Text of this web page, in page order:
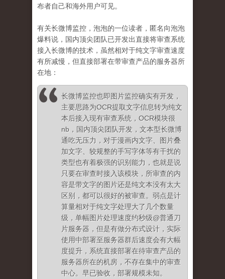
布者自己和海外用户可见。
有关长微博监控，泡泡的一位读者，匿名向泡泡
爆料说，国内顶尖团队已开发出直接将审查系统
接入长微博的技术，虽然相对于纯文字审查速度
有所减慢，但直接部署在带审查产品的服务器所
在地：
长微博监控也即图片监控确实有开发，
主要思路为OCR提取文字信息转为纯文
本后接入现有审查系统，OCR模块很
nb，国内顶尖团队开发，文本型长微博
通吃无压力，对于漫画内文字、图片叠
加文字、较规整的手写字体等有干扰的
类型也有着极强的识别能力，也就是说
只要在审查时接入该模块，所审查的内
容是带文字的图片还是纯文本没有太大
区别，都可以很好的被审查。弱点是计
算量相对于纯文字处理大了几个数量
级，单幅图片处理速度约秒级@普通刀
片服务器，但是有做分布式设计，实际
使用中部署至服务器群后速度会有大幅
度提升，系统直接部署在待审查产品的
服务器所在的机房，不存在集中的审查
中心。早已验收，部署规模未知。